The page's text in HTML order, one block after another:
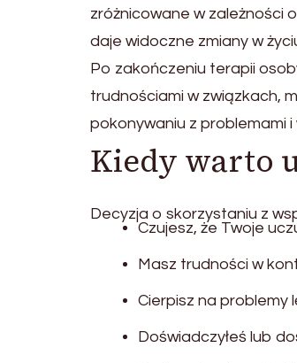
zróżnicowane w zależności
daje widoczne zmiany w
Po zakończeniu terapii
trudnościami w związkach,
pokonywaniu z problemami
Kiedy warto
Decyzja o skorzystaniu z
Czujesz, że Twoje
Masz trudności w
Cierpisz na problemy
Doświadczyłeś lub